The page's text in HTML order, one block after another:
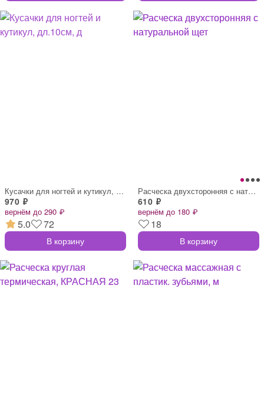
Кусачки для ногтей и кутикул, дл.10см, д
970 ₽
вернём до 290 ₽
5.0 72
В корзину
Расческа двухсторонняя с натуральной щет
610 ₽
вернём до 180 ₽
18
В корзину